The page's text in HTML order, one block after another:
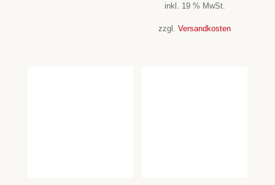
inkl. 19 % MwSt.
zzgl.Versandkosten